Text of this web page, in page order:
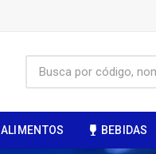
ALIMENTOS BEBIDAS